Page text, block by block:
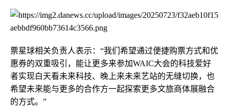
票星球相关负责人表示：“我们希望通过便捷购票方式和优
惠券的双重吸引，能让更多来参加WAIC大会的科技爱好
者实现白天看未来科技、晚上来未来艺站的无缝切换，也
希望未来能与更多的合作方一起探索更多文旅商体展融合
的方式。”